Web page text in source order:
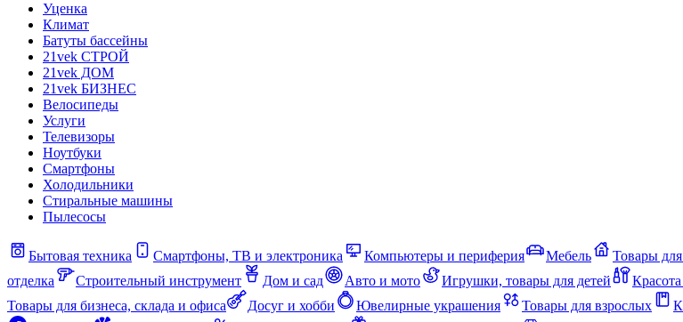
Уценка
Климат
Батуты бассейны
21vek СТРОЙ
21vek ДОМ
21vek БИЗНЕС
Велосипеды
Услуги
Телевизоры
Ноутбуки
Смартфоны
Холодильники
Стиральные машины
Пылесосы
Бытовая техника Смартфоны, ТВ и электроника Компьютеры и периферия Мебель Товары
отделка
Строительный инструмент Дом и сад Авто и мото Игрушки, товары для детей
Товары для бизнеса, склада и офиса
Досуг и хобби Ювелирные украшения Товары для взрослых